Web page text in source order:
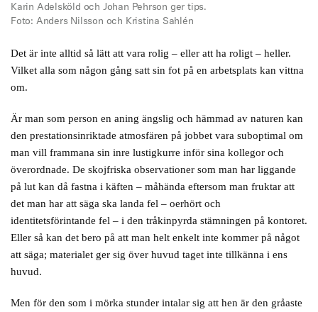
Karin Adelsköld och Johan Pehrson ger tips.
Foto: Anders Nilsson och Kristina Sahlén
Det är inte alltid så lätt att vara rolig – eller att ha roligt – heller.
Vilket alla som någon gång satt sin fot på en arbetsplats kan vittna
om.
Är man som person en aning ängslig och hämmad av naturen kan
den prestationsinriktade atmosfären på jobbet vara suboptimal om
man vill frammana sin inre lustigkurre inför sina kollegor och
överordnade. De skojfriska observationer som man har liggande
på lut kan då fastna i käften – måhända eftersom man fruktar att
det man har att säga ska landa fel – oerhört och
identitetsförintande fel – i den tråkinpyrda stämningen på kontoret.
Eller så kan det bero på att man helt enkelt inte kommer på något
att säga; materialet ger sig över huvud taget inte tillkänna i ens
huvud.
Men för den som i mörka stunder intalar sig att hen är den gråaste